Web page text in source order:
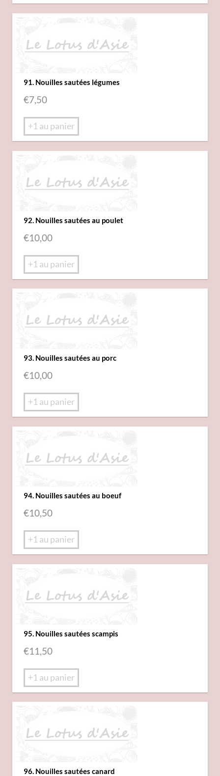
91. Nouilles sautées légumes
€7,50
+1 au panier
92. Nouilles sautées au poulet
€10,00
+1 au panier
93. Nouilles sautées au porc
€10,00
+1 au panier
94. Nouilles sautées au boeuf
€10,50
+1 au panier
95. Nouilles sautées scampis
€11,50
+1 au panier
96. Nouilles sautées canard